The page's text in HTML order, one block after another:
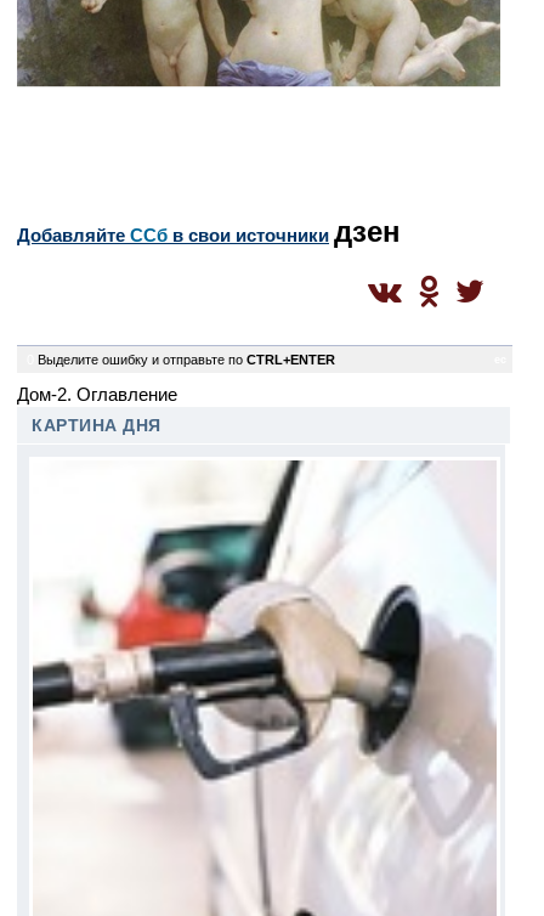
Добавляйте CСб в свои источники дзен
Выделите ошибку и отправьте по CTRL+ENTER
Дом-2. Оглавление
КАРТИНА ДНЯ